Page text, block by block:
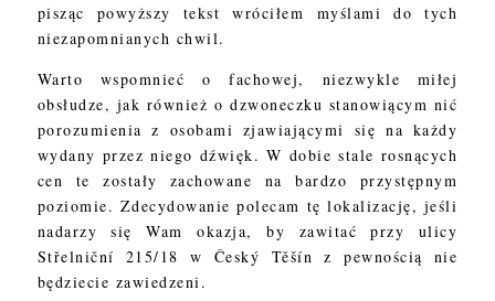
pisząc powyższy tekst wróciłem myślami do tych
niezapomnianych chwil.
Warto wspomnieć o fachowej, niezwykle miłej
obsłudze, jak również o dzwoneczku stanowiącym nić
porozumienia z osobami zjawiającymi się na każdy
wydany przez niego dźwięk. W dobie stale rosnących
cen te zostały zachowane na bardzo przystępnym
poziomie. Zdecydowanie polecam tę lokalizację, jeśli
nadarzy się Wam okazja, by zawitać przy ulicy
Střelniční 215/18 w Český Těšín z pewnością nie
będziecie zawiedzeni.